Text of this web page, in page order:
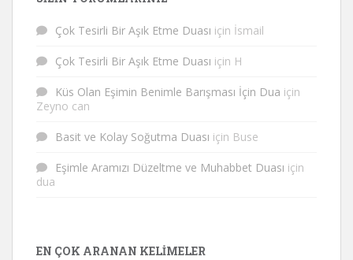
Çok Tesirli Bir Aşık Etme Duası için İsmail
Çok Tesirli Bir Aşık Etme Duası için H
Küs Olan Eşimin Benimle Barışması İçin Dua için
Zeyno can
Basit ve Kolay Soğutma Duası için Buse
Eşimle Aramızı Düzeltme ve Muhabbet Duası için
dua
EN ÇOK ARANAN KELIMELER